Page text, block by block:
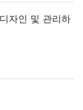
자인 및 관리하